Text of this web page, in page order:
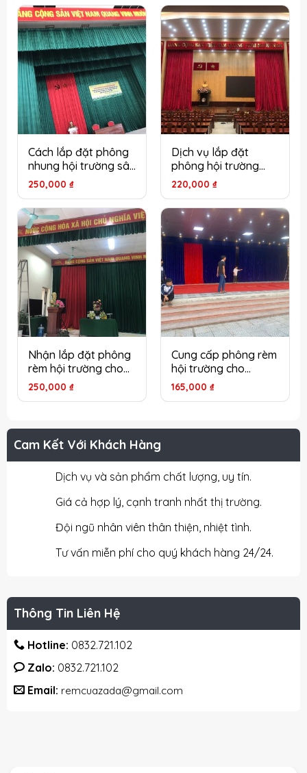
Cam Kết Với Khách Hàng
Dịch vụ và sản phẩm chất lượng, uy tín.
Giá cả hợp lý, cạnh tranh nhất thị trường.
Đội ngũ nhân viên thân thiện, nhiệt tình.
Tư vấn miễn phí cho quý khách hàng 24/24.
Thông Tin Liên Hệ
Hotline: 0832.721.102
Zalo: 0832.721.102
Email: remcuazada@gmail.com
160,000 ₫.
Cách lắp đặt phông
nhung hội trường sân
khấu an toàn hiệu
quả tại Hà Nội
250,000 ₫
Dịch vụ lắp đặt
phông hội trường
cho phòng họp cơ
quan tại Hà Nội
220,000 ₫
Nhận lắp đặt phông
rèm hội trường cho
văn phòng hội nghị
tại Hà Nội
250,000 ₫
Cung cấp phông rèm
hội trường cho
trường mầm non tại
Hà Nội
165,000 ₫